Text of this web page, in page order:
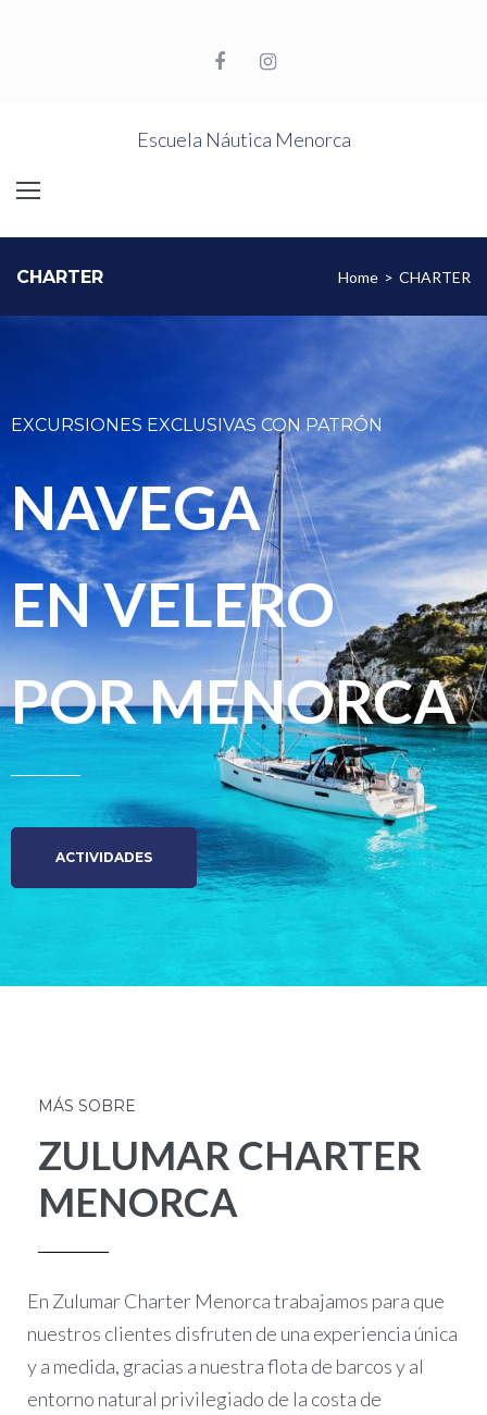
Escuela Náutica Menorca
CHARTER Home > CHARTER
EXCURSIONES EXCLUSIVAS CON PATRÓN
NAVEGA
EN VELERO
POR MENORCA
ACTIVIDADES
MÁS SOBRE
ZULUMAR CHARTER
MENORCA
En Zulumar Charter Menorca trabajamos para que
nuestros clientes disfruten de una experiencia única
y a medida, gracias a nuestra flota de barcos y al
entorno natural privilegiado de la costa de